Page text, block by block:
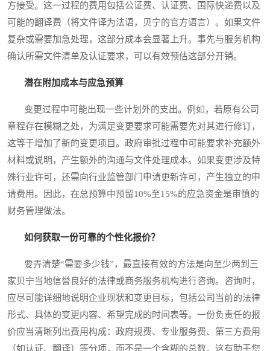
方接受。这一过程的费用包括公证费、认证费、国际快递费以及
可能的翻译费（将文件译为法语，贝宁的官方语言）。如果文件
复杂或需要加急处理，这部分成本会显著上升。事先与服务机构
确认所需文件清单及认证要求，可以有效预估这部分开销。
潜在附加成本与应急预算
变更过程中可能出现一些计划外的支出。例如，若原有公司
章程存在模糊之处，为满足变更要求可能需要先对其进行修订，
这等于增加了新的变更项目。政府审批过程中可能要求补充额外
材料或说明，产生额外的沟通与文件处理成本。如果变更涉及特
殊行业许可，还需向行业监管部门申请更新许可，产生独立的申
请费用。因此，在总预算中预留10%至15%的应急资金是审慎的
财务管理做法。
如何获取一份可靠的个性化报价？
要弄清楚“需要多少钱”，最直接有效的方法是向至少两到三
家贝宁当地信誉良好的法律或商务服务机构进行咨询。咨询时，
应尽可能详细地说明企业现状和变更目标，包括公司当前的法律
形式、具体的变更内容、希望完成的时间表等。一份负责任的报
价应当清晰列出费用构成：政府规费、专业服务费、第三方费用
（如认证、翻译）等分项，而不是一个含糊的总数。这有助于您